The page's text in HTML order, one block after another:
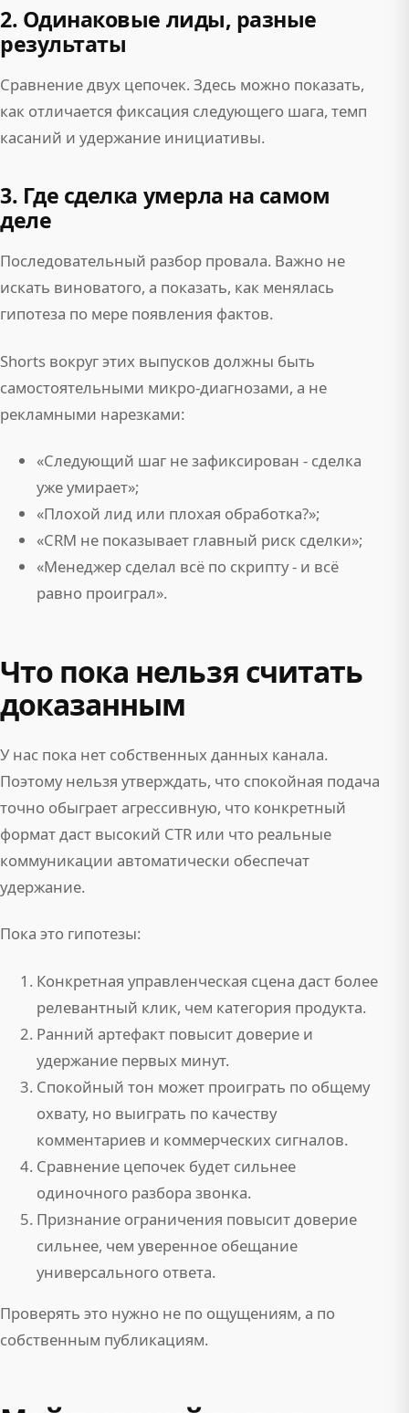
2. Одинаковые лиды, разные
результаты
Сравнение двух цепочек. Здесь можно показать,
как отличается фиксация следующего шага, темп
касаний и удержание инициативы.
3. Где сделка умерла на самом
деле
Последовательный разбор провала. Важно не
искать виноватого, а показать, как менялась
гипотеза по мере появления фактов.
Shorts вокруг этих выпусков должны быть
самостоятельными микро-диагнозами, а не
рекламными нарезками:
«Следующий шаг не зафиксирован - сделка
уже умирает»;
«Плохой лид или плохая обработка?»;
«CRM не показывает главный риск сделки»;
«Менеджер сделал всё по скрипту - и всё
равно проиграл».
Что пока нельзя считать
доказанным
У нас пока нет собственных данных канала.
Поэтому нельзя утверждать, что спокойная подача
точно обыграет агрессивную, что конкретный
формат даст высокий CTR или что реальные
коммуникации автоматически обеспечат
удержание.
Пока это гипотезы:
Конкретная управленческая сцена даст более
релевантный клик, чем категория продукта.
Ранний артефакт повысит доверие и
удержание первых минут.
Спокойный тон может проиграть по общему
охвату, но выиграть по качеству
комментариев и коммерческих сигналов.
Сравнение цепочек будет сильнее
одиночного разбора звонка.
Признание ограничения повысит доверие
сильнее, чем уверенное обещание
универсального ответа.
Проверять это нужно не по ощущениям, а по
собственным публикациям.